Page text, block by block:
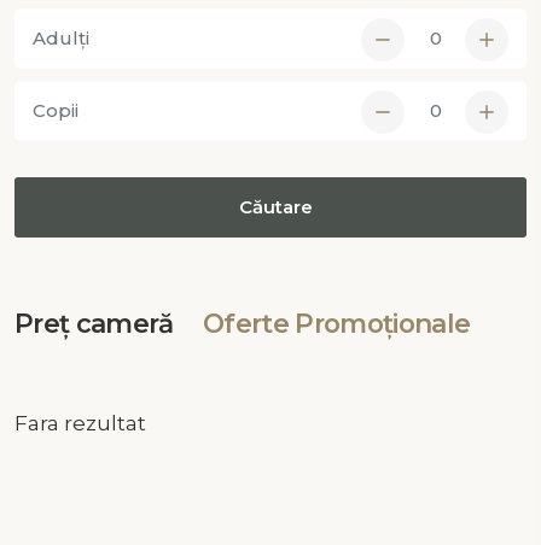
Adulți
Copii
Preț cameră Oferte Promoționale
Fara rezultat